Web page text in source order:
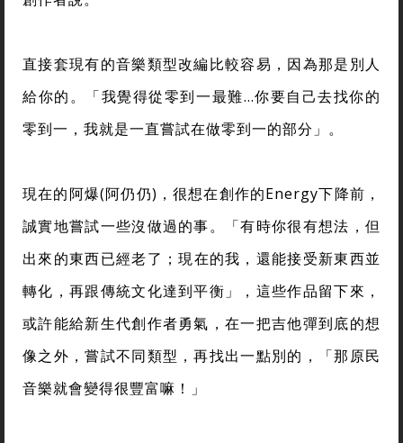
直接套現有的音樂類型改編比較容易，因為那是別人
給你的。「我覺得從零到一最難…你要自己去找你的
零到一，我就是一直嘗試在做零到一的部分」。
現在的阿爆(阿仍仍)，很想在創作的Energy下降前，
誠實地嘗試一些沒做過的事。「有時你很有想法，但
出來的東西已經老了；現在的我，還能接受新東西並
轉化，再跟傳統文化達到平衡」，這些作品留下來，
或許能給新生代創作者勇氣，在一把吉他彈到底的想
像之外，嘗試不同類型，再找出一點別的，「那原民
音樂就會變得很豐富嘛！」